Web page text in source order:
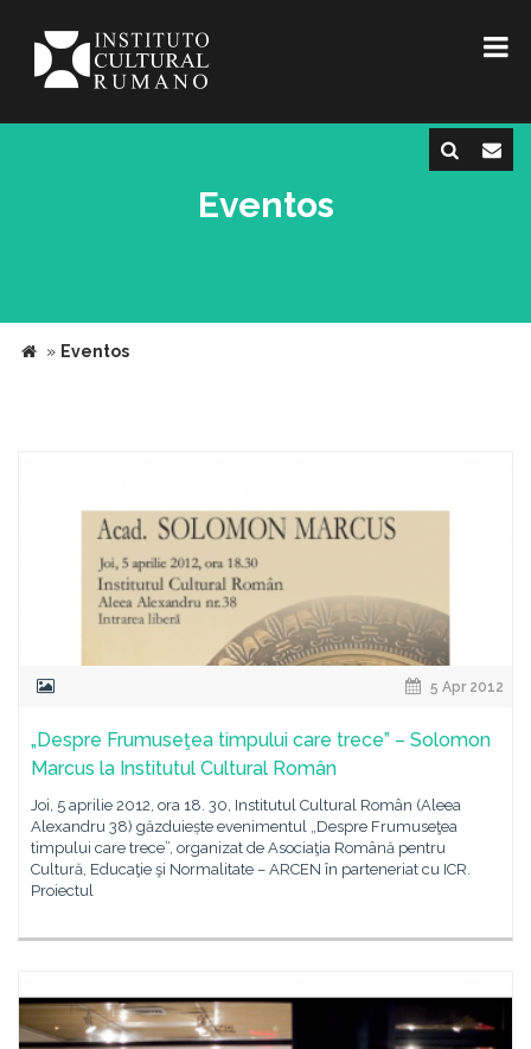
Eventos
» Eventos
5 Apr 2012
„Despre Frumuseţea timpului care trece” – Solomon
Marcus la Institutul Cultural Român
Joi, 5 aprilie 2012, ora 18. 30, Institutul Cultural Român (Aleea
Alexandru 38) găzduiește evenimentul „Despre Frumuseţea
timpului care trece”, organizat de Asociaţia Română pentru
Cultură, Educaţie şi Normalitate – ARCEN în parteneriat cu ICR.
Proiectul